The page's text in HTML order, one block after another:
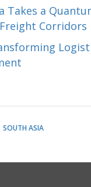
Takes a
Corridors
SOUTH ASIA